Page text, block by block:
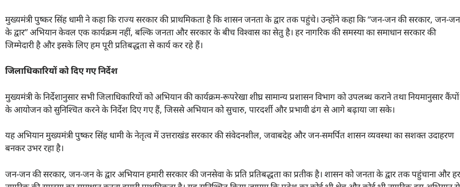
मुख्यमंत्री पुष्कर सिंह धामी ने कहा कि राज्य सरकार की प्राथमिकता है कि शासन जनता के द्वार तक पहुंचे। उन्होंने कहा कि “जन-जन की सरकार, जन-जन
के द्वार” अभियान केवल एक कार्यक्रम नहीं, बल्कि जनता और सरकार के बीच विश्वास का सेतु है। हर नागरिक की समस्या का समाधान सरकार की
जिम्मेदारी है और इसके लिए हम पूरी प्रतिबद्धता से कार्य कर रहे हैं।
जिलाधिकारियों को दिए गए निर्देश
मुख्यमंत्री के निर्देशानुसार सभी जिलाधिकारियों को अभियान की कार्यक्रम-रूपरेखा शीघ्र सामान्य प्रशासन विभाग को उपलब्ध कराने तथा नियमानुसार कैंपों
के आयोजन को सुनिश्चित करने के निर्देश दिए गए हैं, जिससे अभियान को सुचारु, पारदर्शी और प्रभावी ढंग से आगे बढ़ाया जा सके।
यह अभियान मुख्यमंत्री पुष्कर सिंह धामी के नेतृत्व में उत्तराखंड सरकार की संवेदनशील, जवाबदेह और जन-समर्पित शासन व्यवस्था का सशक्त उदाहरण
बनकर उभर रहा है।
जन-जन की सरकार, जन-जन के द्वार अभियान हमारी सरकार की जनसेवा के प्रति प्रतिबद्धता का प्रतीक है। शासन को जनता के द्वार तक पहुंचाना और हर